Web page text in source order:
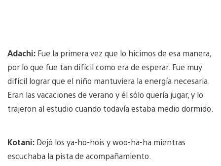
Adachi: Fue la primera vez que lo hicimos de esa manera,
por lo que fue tan difícil como era de esperar. Fue muy
difícil lograr que el niño mantuviera la energía necesaria.
Eran las vacaciones de verano y él sólo quería jugar, y lo
trajeron al estudio cuando todavía estaba medio dormido.
Kotani: Dejó los ya-ho-hois y woo-ha-ha mientras
escuchaba la pista de acompañamiento.